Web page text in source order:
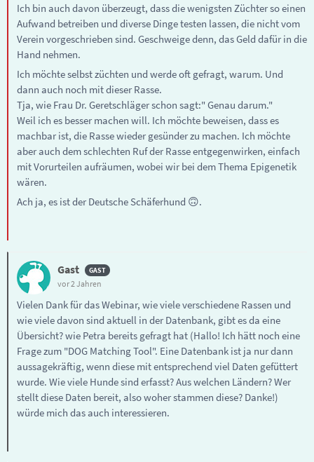
Ich bin auch davon überzeugt, dass die wenigsten Züchter so einen
Aufwand betreiben und diverse Dinge testen lassen, die nicht vom
Verein vorgeschrieben sind. Geschweige denn, das Geld dafür in die
Hand nehmen.
Ich möchte selbst züchten und werde oft gefragt, warum. Und
dann auch noch mit dieser Rasse.
Tja, wie Frau Dr. Geretschläger schon sagt:" Genau darum."
Weil ich es besser machen will. Ich möchte beweisen, dass es
machbar ist, die Rasse wieder gesünder zu machen. Ich möchte
aber auch dem schlechten Ruf der Rasse entgegenwirken, einfach
mit Vorurteilen aufräumen, wobei wir bei dem Thema Epigenetik
wären.
Ach ja, es ist der Deutsche Schäferhund 🙃.
Gast
vor 2 Jahren
Vielen Dank für das Webinar, wie viele verschiedene Rassen und
wie viele davon sind aktuell in der Datenbank, gibt es da eine
Übersicht? wie Petra bereits gefragt hat (Hallo! Ich hätt noch eine
Frage zum "DOG Matching Tool". Eine Datenbank ist ja nur dann
aussagekräftig, wenn diese mit entsprechend viel Daten gefüttert
wurde. Wie viele Hunde sind erfasst? Aus welchen Ländern? Wer
stellt diese Daten bereit, also woher stammen diese? Danke!)
würde mich das auch interessieren.